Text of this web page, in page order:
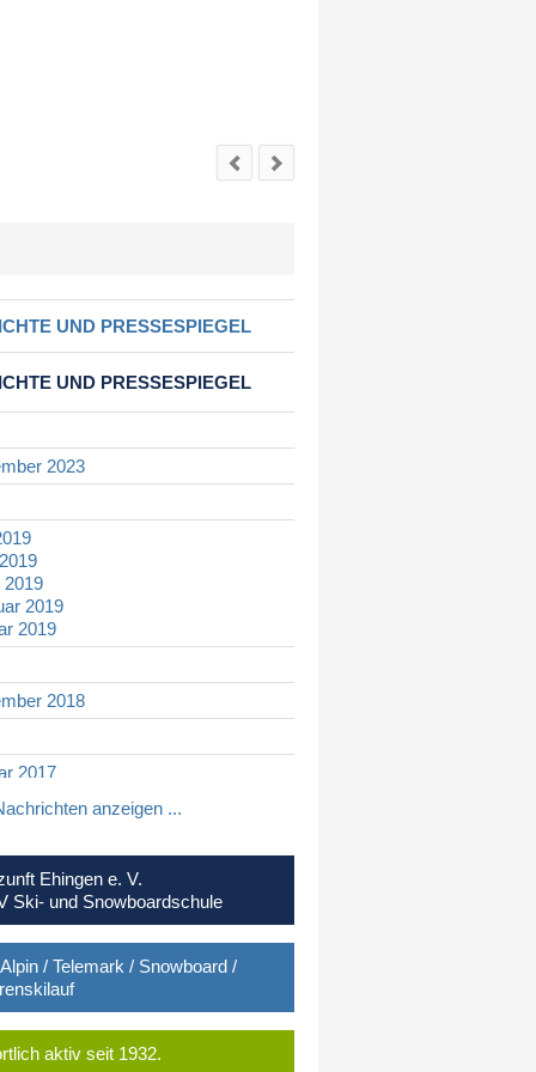
UND PRESSESPIEGEL
UND PRESSESPIEGEL
2023
2019
2019
2019
2018
2017
2016
2015
2015
2015
anzeigen ...
Ehingen e. V.
Ski- und Snowboardschule
/ Telemark / Snowboard /
aktiv seit 1932.